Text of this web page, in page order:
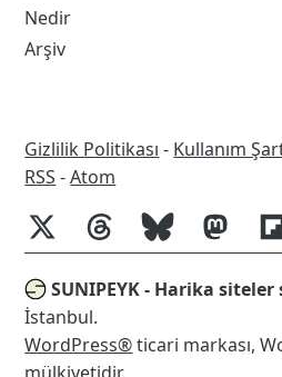
Nedir
Arşiv
Gizlilik Politikası - Kullanım
RSS
RSS -Atom
SUNIPEYK - Harika siteler
İstanbul.
WordPress®ticari markası,